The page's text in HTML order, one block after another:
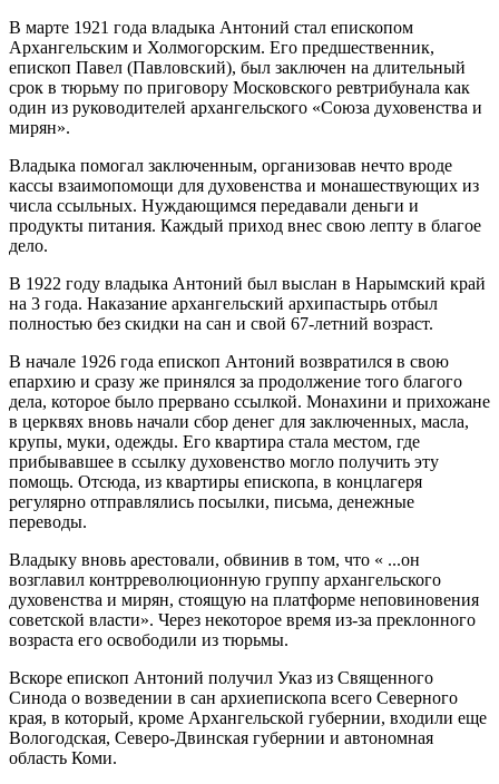
В марте 1921 года владыка Антоний стал епископом
Архангельским и Холмогорским. Его предшественник,
епископ Павел (Павловский), был заключен на длительный
срок в тюрьму по приговору Московского ревтрибунала как
один из руководителей архангельского «Союза духовенства и
мирян».
Владыка помогал заключенным, организовав нечто вроде
кассы взаимопомощи для духовенства и монашествующих из
числа ссыльных. Нуждающимся передавали деньги и
продукты питания. Каждый приход внес свою лепту в благое
дело.
В 1922 году владыка Антоний был выслан в Нарымский край
на 3 года. Наказание архангельский архипастырь отбыл
полностью без скидки на сан и свой 67-летний возраст.
В начале 1926 года епископ Антоний возвратился в свою
епархию и сразу же принялся за продолжение того благого
дела, которое было прервано ссылкой. Монахини и прихожане
в церквях вновь начали сбор денег для заключенных, масла,
крупы, муки, одежды. Его квартира стала местом, где
прибывавшее в ссылку духовенство могло получить эту
помощь. Отсюда, из квартиры епископа, в концлагеря
регулярно отправлялись посылки, письма, денежные
переводы.
Владыку вновь арестовали, обвинив в том, что « ...он
возглавил контрреволюционную группу архангельского
духовенства и мирян, стоящую на платформе неповиновения
советской власти». Через некоторое время из-за преклонного
возраста его освободили из тюрьмы.
Вскоре епископ Антоний получил Указ из Священного
Синода о возведении в сан архиепископа всего Северного
края, в который, кроме Архангельской губернии, входили еще
Вологодская, Северо-Двинская губернии и автономная
область Коми.